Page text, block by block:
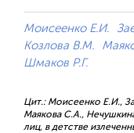
Моисеенко Е.И.
Козлова В.М.
Шмаков Р.Г.
Цит.: Моисеенко Е.И.,
Маякова С.А.,
лиц, в детстве